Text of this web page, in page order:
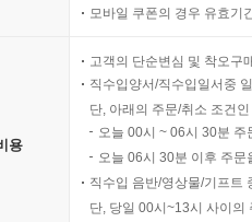
모바일 쿠폰의 경우 유효기
용
고객의 단순변심 및 착오구
직수입양서/직수입일서중
단, 아래의 주문/취소 조건
오늘 00시 ~ 06시 30분
오늘 06시 30분 이후 주
직수입 음반/영상물/기프트
단, 당일 00시~13시 사이의